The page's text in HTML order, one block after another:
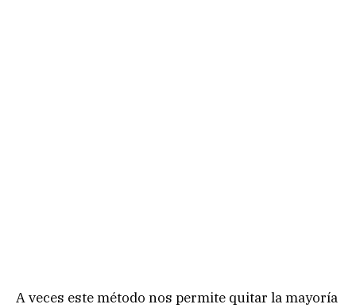
A veces este método nos permite quitar la mayoría